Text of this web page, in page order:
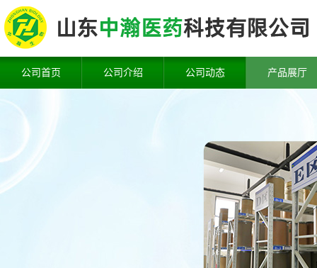
公司首页 公司介绍 公司动态 产品展厅